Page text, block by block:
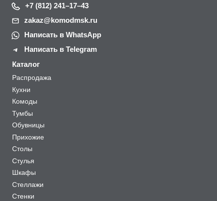
+7 (812) 241–17–43
zakaz@komodmsk.ru
Написать в WhatsApp
Написать в Telegram
Каталог
Распродажа
Кухни
Комоды
Тумбы
Обувницы
Прихожие
Столы
Стулья
Шкафы
Стеллажи
Стенки